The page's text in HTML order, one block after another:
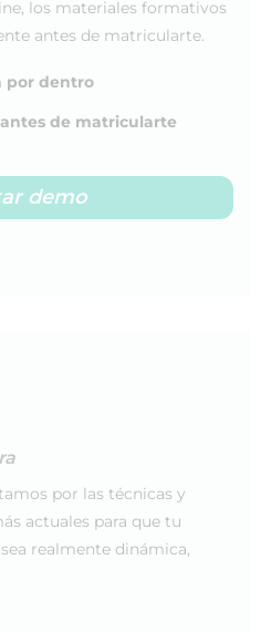
los materiales formativos
antes de matricularte.
por dentro
de matricularte
demo
por las técnicas y
actuales para que tu
realmente dinámica,